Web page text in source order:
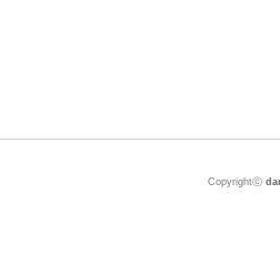
Copyrightⓒ